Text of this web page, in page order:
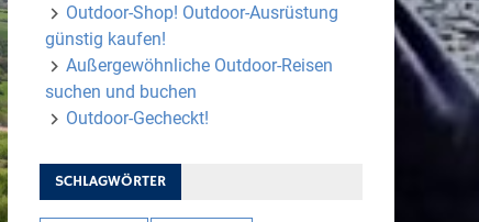
Outdoor-Shop! Outdoor-Ausrüstung
günstig kaufen!
Außergewöhnliche Outdoor-Reisen
suchen und buchen
Outdoor-Gecheckt!
SCHLAGWÖRTER